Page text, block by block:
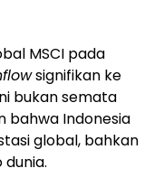
MSCI pada
signifikan ke
bukan semata
bahwa Indonesia
global, bahkan